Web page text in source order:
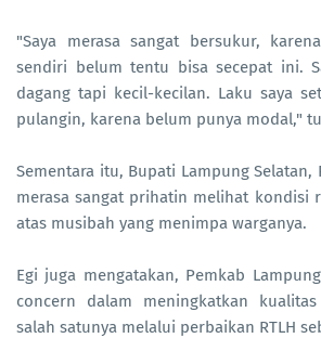
"Saya merasa sangat bersukur,
sendiri belum tentu bisa secepat ini.
dagang tapi kecil-kecilan. Laku saya
pulangin, karena belum punya modal,"
Sementara itu, Bupati Lampung Selatan,
merasa sangat prihatin melihat kondisi
atas musibah yang menimpa warganya.
Egi juga mengatakan, Pemkab
concern dalam meningkatkan
salah satunya melalui perbaikan RTLH